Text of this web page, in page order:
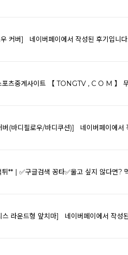
커버] 네이버페이에서 작성된 후기입니다.
포츠중계사이트 【 TONGTV , C O M 】
(바디필로우/바디쿠션)] 네이버페이에서
튀** | ✅구글검색 꽁타✅울고 싶지 않다면?
라운드형 앞치마] 네이버페이에서 작성